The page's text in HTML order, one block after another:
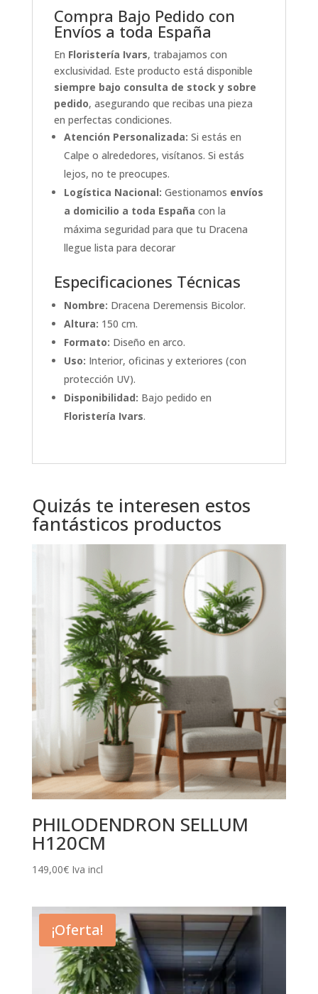
Compra Bajo Pedido con
Envíos a toda España
En Floristería Ivars, trabajamos con
exclusividad. Este producto está disponible
siempre bajo consulta de stock y sobre
pedido, asegurando que recibas una pieza
en perfectas condiciones.
Atención Personalizada: Si estás en
Calpe o alrededores, visítanos. Si estás
lejos, no te preocupes.
Logística Nacional: Gestionamos envíos
a domicilio a toda España con la
máxima seguridad para que tu Dracena
llegue lista para decorar
Especificaciones Técnicas
Nombre: Dracena Deremensis Bicolor.
Altura: 150 cm.
Formato: Diseño en arco.
Uso: Interior, oficinas y exteriores (con
protección UV).
Disponibilidad: Bajo pedido en
Floristería Ivars.
Quizás te interesen estos
fantásticos productos
PHILODENDRON SELLUM
H120CM
149,00€ Iva incl
¡Oferta!